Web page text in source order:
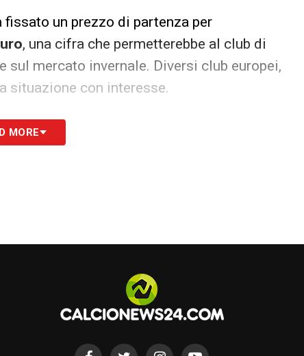
un prezzo di partenza per
, una cifra che permetterebbe al club di
sul mercato invernale. Diversi club europei,
situazione con interesse.
ma ora è il momento dei fatti: il tempo delle
turno Serie A 2025/2026
MORE